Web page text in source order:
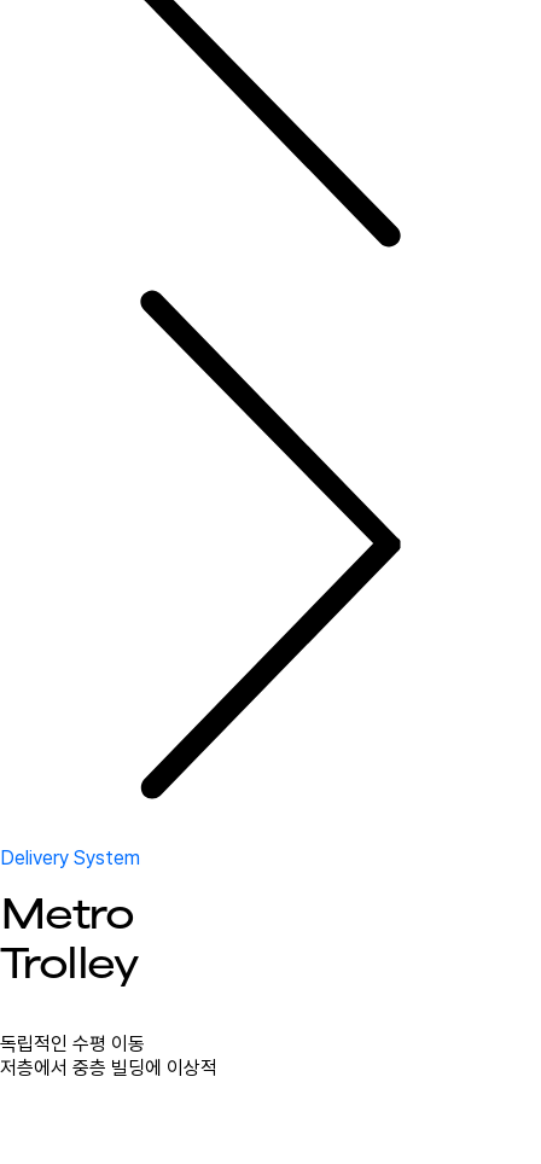
Delivery System
Metro
Trolley
독립적인 수평 이동
저층에서 중층 빌딩에 이상적